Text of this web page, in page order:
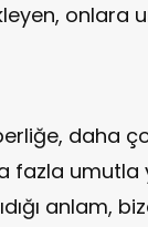
onlara
daha
fazla umutla
anlam,